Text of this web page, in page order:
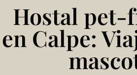
Hostal
en Calpe: